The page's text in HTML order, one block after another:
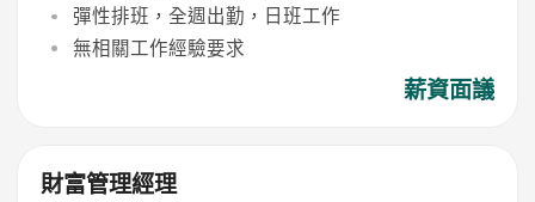
彈性排班，全週出勤，日班工作
無相關工作經驗要求
薪資面議
財富管理經理